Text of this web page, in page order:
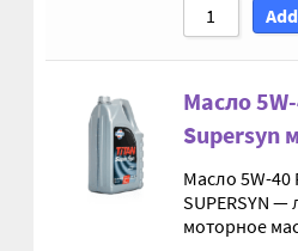
Гайки DIN 74361 с
Гайки DIN 934
Масло
Supersyn
Масло 5W-40
SUPERSYN —
моторное